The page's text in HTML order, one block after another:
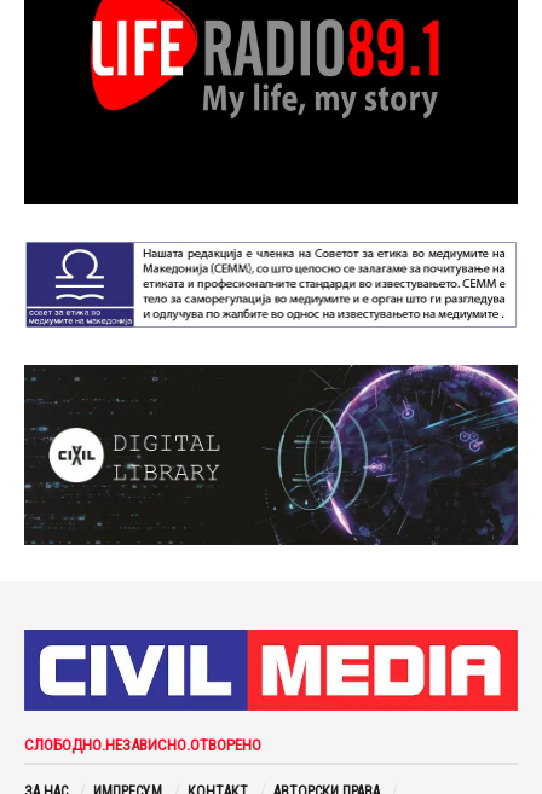
СЛОБОДНО.НЕЗАВИСНО.ОТВОРЕНО